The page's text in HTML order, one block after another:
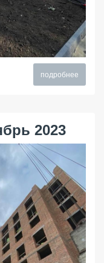
подробнее
2023